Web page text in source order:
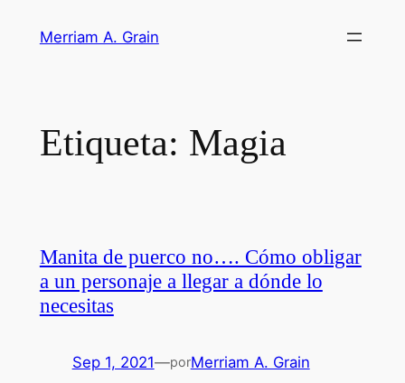
Merriam A. Grain
Etiqueta: Magia
Manita de puerco no…. Cómo obligar
a un personaje a llegar a dónde lo
necesitas
Sep 1, 2021—porMerriam A. Grain